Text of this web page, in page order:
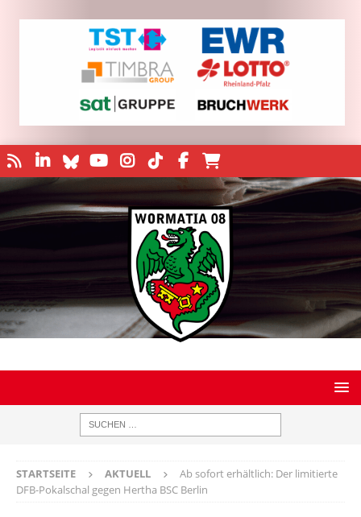
STARTSEITE AKTUELL
Ab sofort erhältlich: Der limitierte
DFB-Pokalschal gegen Hertha BSC Berlin